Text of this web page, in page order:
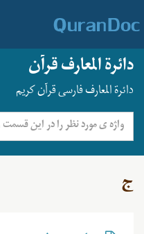
دائرة المعارف قرآن
دائرة المعارف فارسی قرآن کریم
ج